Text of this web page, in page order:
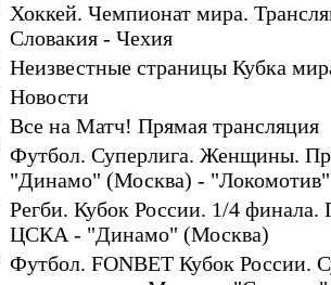
Хоккей. Чемпионат мира.
Словакия - Чехия
Неизвестные страницы Кубка
Новости
Все на Матч! Прямая трансляция
Футбол. Суперлига. Женщины.
"Динамо" (Москва) -
Регби. Кубок России. 1/4 финала.
ЦСКА - "Динамо" (Москва)
Футбол. FONBET Кубок России.